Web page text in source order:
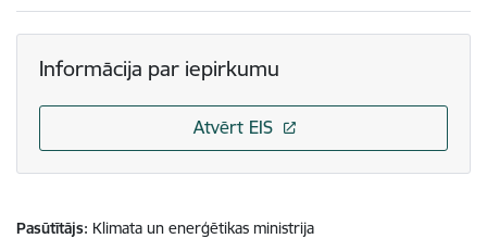
Informācija par iepirkumu
Atvērt EIS
Pasūtītājs Klimata un enerģētikas ministrija